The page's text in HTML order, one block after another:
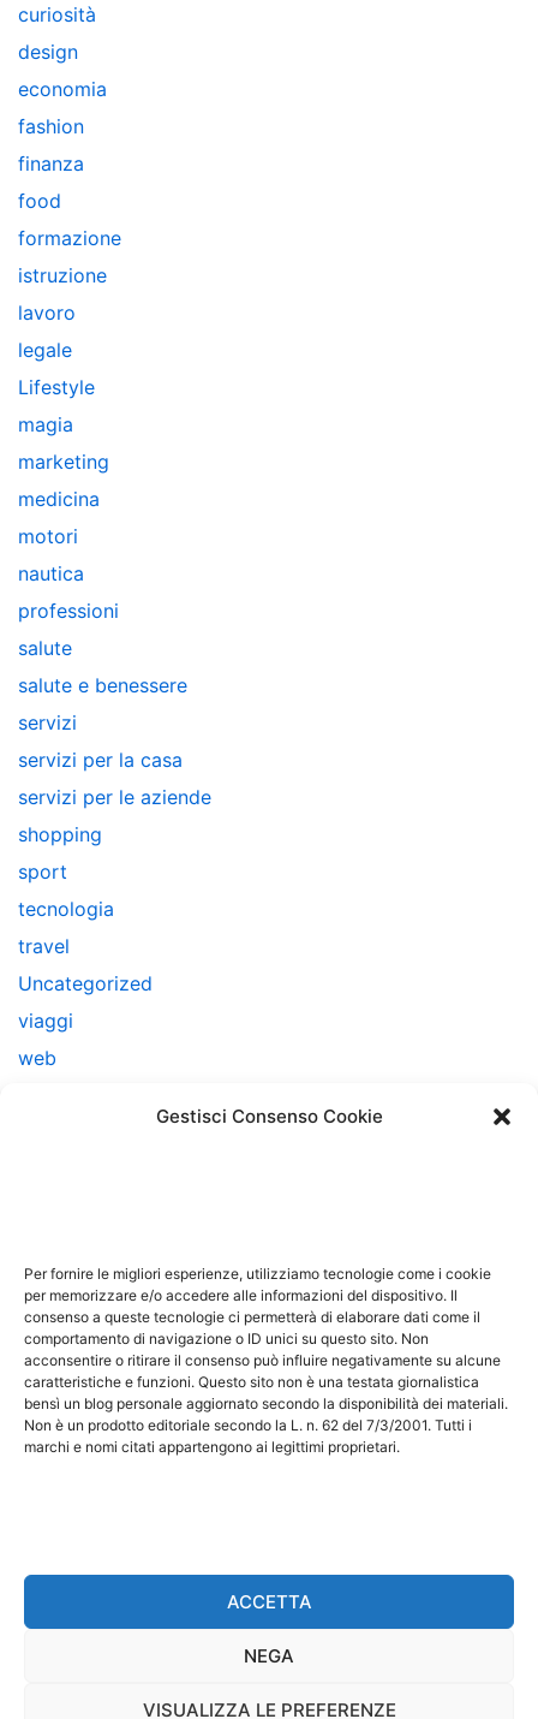
Gestisci Consenso Cookie
Per fornire le migliori esperienze, utilizziamo tecnologie come i cookie
per memorizzare e/o accedere alle informazioni del dispositivo. Il
consenso a queste tecnologie ci permetterà di elaborare dati come il
comportamento di navigazione o ID unici su questo sito. Non
acconsentire o ritirare il consenso può influire negativamente su alcune
caratteristiche e funzioni. Questo sito non è una testata giornalistica
bensì un blog personale aggiornato secondo la disponibilità dei materiali.
Non è un prodotto editoriale secondo la L. n. 62 del 7/3/2001. Tutti i
marchi e nomi citati appartengono ai legittimi proprietari.
ACCETTA
NEGA
VISUALIZZA LE PREFERENZE
curiosità
design
economia
fashion
finanza
food
formazione
istruzione
lavoro
legale
Lifestyle
magia
marketing
medicina
motori
nautica
professioni
salute
salute e benessere
servizi
servizi per la casa
servizi per le aziende
shopping
sport
tecnologia
travel
Uncategorized
viaggi
web
disponibilità e la reperibilità dei materiali. Pertanto non
può essere considerato in alcun modo un prodotto
editoriale ai sensi della L. n. 62 del 7/3/2001. Tutti i
marchi riportati appartengono ai legittimi proprietari;
marchi di terzi, nomi di prodotti, nomi commerciali,
nomi corporativi e società citati possono essere
senza alcun fine di violazione dei diritti di Copyright
vigenti. Questo sito utilizza solo cookie tecnici, in
totale rispetto della normativa europea. Maggiori
PRIVACY